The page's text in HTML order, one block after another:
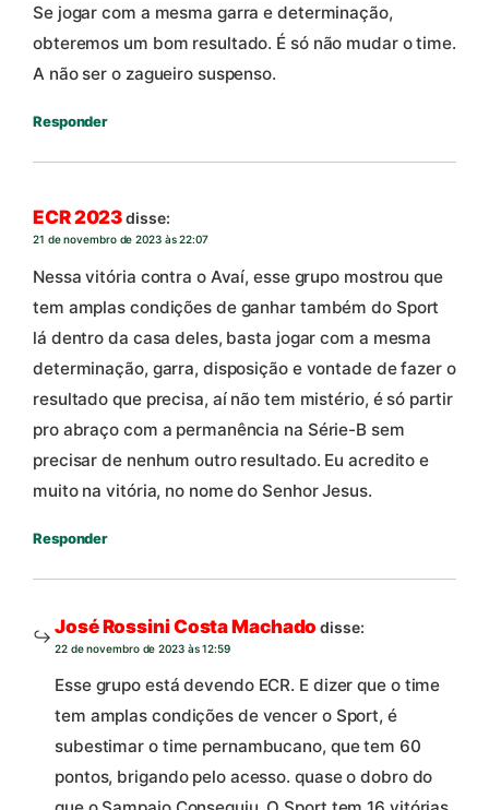
Se jogar com a mesma garra e determinação,
obteremos um bom resultado. É só não mudar o time.
A não ser o zagueiro suspenso.
Responder
ECR 2023disse:
21 de novembro de 2023 às 22:07
Nessa vitória contra o Avaí, esse grupo mostrou que
tem amplas condições de ganhar também do Sport
lá dentro da casa deles, basta jogar com a mesma
determinação, garra, disposição e vontade de fazer o
resultado que precisa, aí não tem mistério, é só partir
pro abraço com a permanência na Série-B sem
precisar de nenhum outro resultado. Eu acredito e
muito na vitória, no nome do Senhor Jesus.
Responder
José Rossini Costa Machado disse:
22 de novembro de 2023 às 12:59
Esse grupo está devendo ECR. E dizer que o time
tem amplas condições de vencer o Sport, é
subestimar o time pernambucano, que tem 60
pontos, brigando pelo acesso. quase o dobro do